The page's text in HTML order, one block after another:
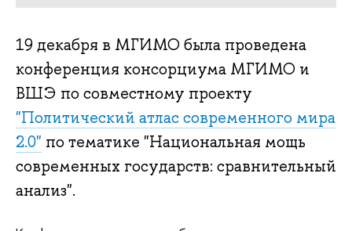
19 декабря в МГИМО была проведена
конференция консорциума МГИМО и
ВШЭ по совместному проекту
"Политический атлас современного мира
2.0" по тематике "Национальная мощь
современных государств: сравнительный
анализ".